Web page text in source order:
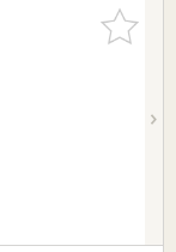
お気に入
りに追加